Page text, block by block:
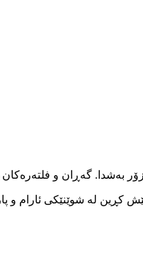
بەشدا. گەڕان و
کڕین لە شوێنێکی ئارام و